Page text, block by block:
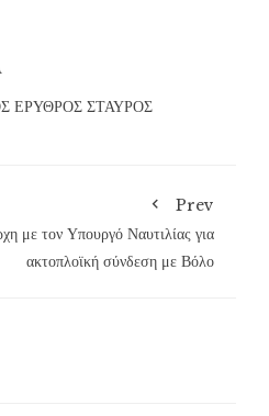
ΕΡΥΘΡΟΣ ΣΤΑΥΡΟΣ
Prev
με τον Υπουργό Ναυτιλίας για
ακτοπλοϊκή σύνδεση με Βόλο